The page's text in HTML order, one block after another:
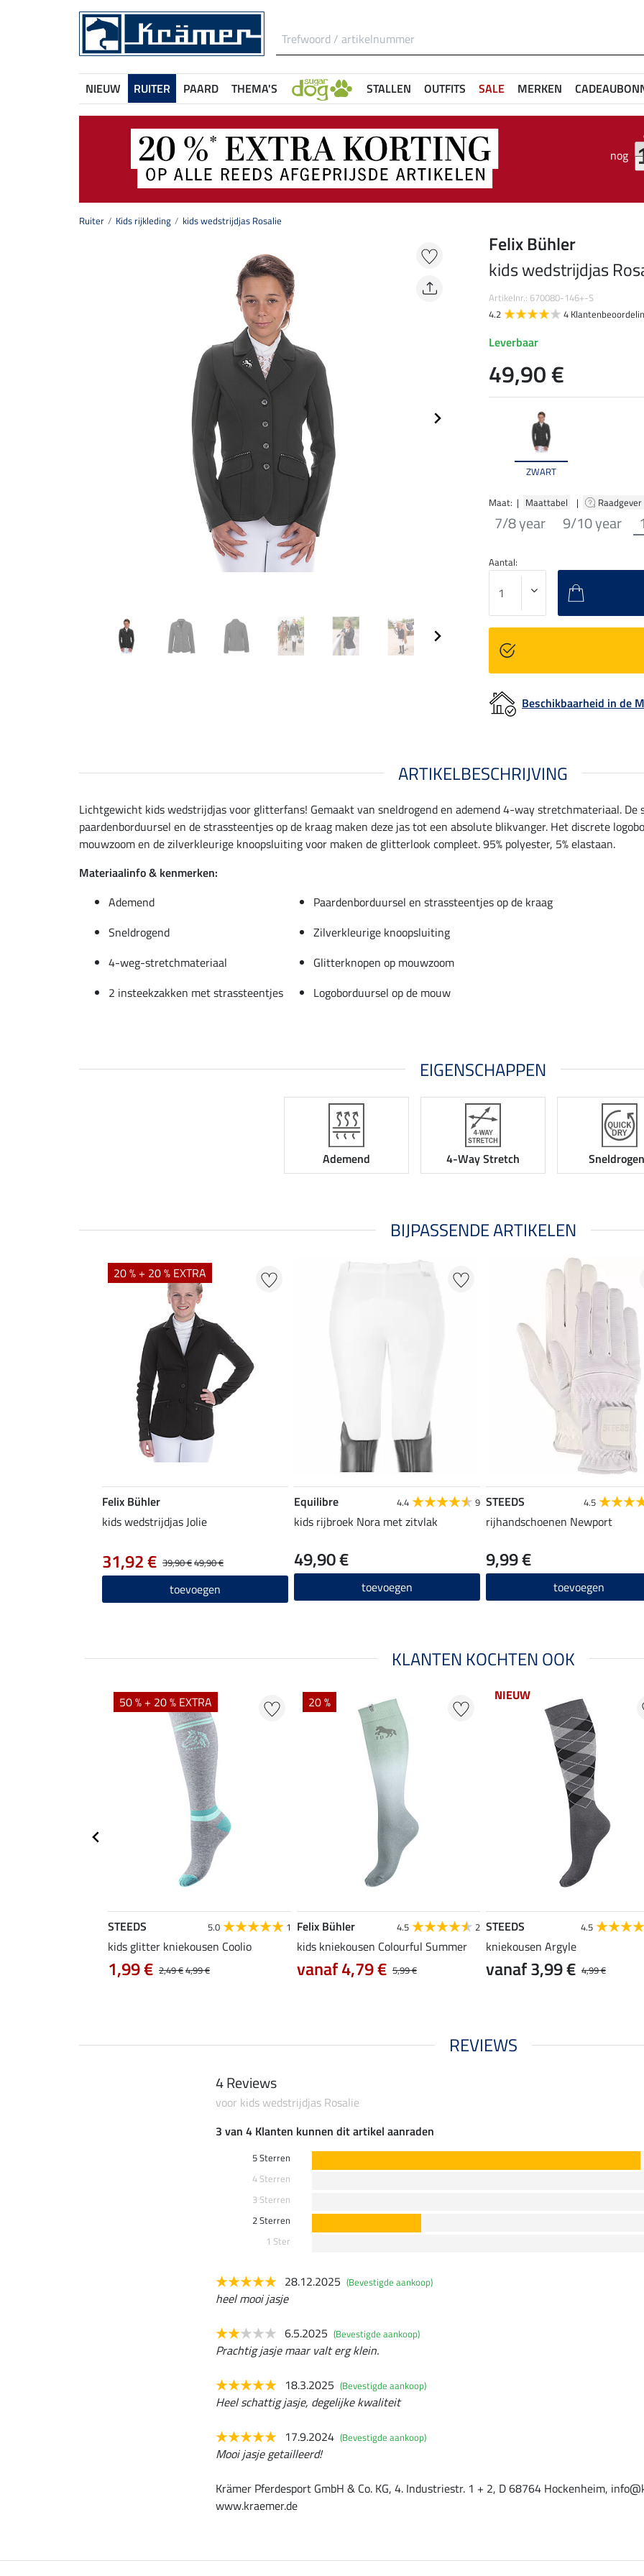
NIEUW RUITER PAARD THEMA'S STALLEN OUTFITS SALE MERKEN
nog
Ruiter Kids rijkleding kids wedstrijdjas Rosalie
ZWART
Maat: | Maattabel | Raadgever
7/8 year 9/10 year
Felix Bühler
kids wedstrijdjas
Artikelnr.: 670080-146+-S
4.2
4
Leverbaar
49,90 €
Aantal:
Beschikbaarheid in de
ARTIKELBESCHRIJVING
Lichtgewicht kids wedstrijdjas voor glitterfans! Gemaakt van sneldrogend en ademend 4-way stretchmateriaal.
paardenborduursel en de strassteentjes op de kraag maken deze jas tot een absolute blikvanger. Het discrete
mouwzoom en de zilverkleurige knoopsluiting voor maken de glitterlook compleet. 95% polyester, 5% elastaan.
Materiaalinfo & kenmerken:
Ademend
Paardenborduursel en strassteentjes op de kraag
Sneldrogend
Zilverkleurige knoopsluiting
4-weg-stretchmateriaal
Glitterknopen op mouwzoom
2 insteekzakken met strassteentjes
Logoborduursel op de mouw
EIGENSCHAPPEN
Ademend 4-Way Stretch
BIJPASSENDE ARTIKELEN
20 % + 20 % EXTRA
Felix Bühler
kids wedstrijdjas Jolie
39,90 €49,90 €
31,92 €
toevoegen
Equilibre 4.4 9
kids rijbroek Nora met zitvlak
49,90 €
toevoegen
STEEDS 4.5
rijhandschoenen Newport
9,99 €
toevoegen
KLANTEN KOCHTEN OOK
50 % + 20 % EXTRA
STEEDS 5.0 1
kids glitter kniekousen Coolio
2,49 €4,99 €
1,99 €
20 %
Felix Bühler 4.5 2
kids kniekousen Colourful Summer
5,99 €
vanaf 4,79 €
NIEUW
STEEDS 4.5
kniekousen Argyle
4,99 €
vanaf 3,99 €
REVIEWS
4 Reviews
voor kids wedstrijdjas Rosalie
3 van 4 Klanten kunnen dit artikel aanraden
5 Sterren
4 Sterren
3 Sterren
2 Sterren
1 Ster
28.12.2025 (Bevestigde aankoop)
heel mooi jasje
6.5.2025 (Bevestigde aankoop)
Prachtig jasje maar valt erg klein.
18.3.2025 (Bevestigde aankoop)
Heel schattig jasje, degelijke kwaliteit
17.9.2024 (Bevestigde aankoop)
Mooi jasje getailleerd!
Krämer Pferdesport GmbH & Co. KG, 4. Industriestr. 1 + 2, D 68764 Hockenheim,
www.kraemer.de